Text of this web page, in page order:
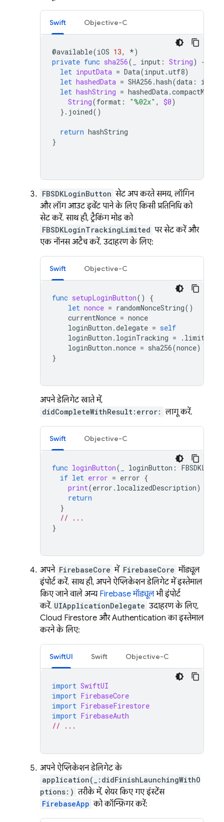
Swift Objective-C
@available(iOS 13, *)
private func sha256( input : String) -
let inputData = Data(input.utf8)
let hashedData = SHA256 .hash(data :
let hashString = hashedData.compactMap
String(format : "%02x" , $0)
}. joined()
return hashString
}
FBSDKLoginButton सेट अप करते समय, लॉगिन
और लॉग आउट इवेंट पाने के लिए किसी प्रतिनिधि को
सेट करें. साथ ही, ट्रैकिंग मोड को
FBSDKLoginTrackingLimited पर सेट करें और
एक नॉनस अटैच करें. उदाहरण के लिए:
Swift Objective-C
func setupLoginButton()
{
let nonce = randomNonceString()
currentNonce = nonce
loginButton .delegate = self
loginButton . loginTracking = . limited
loginButton .nonce = sha256(nonce)
}
अपने डेलिगेट खाते में,
didCompleteWithResult:error: लागू करें.
Swift Objective-C
func loginButton( loginButton :
if let error = error {
print(error . localizedDescription)
return
}
// ...
}
अपने FirebaseCore में FirebaseCore मॉड्यूल
इंपोर्ट करें. साथ ही, अपने ऐप्लिकेशन डेलिगेट में इस्तेमाल
किए जाने वाले अन्य Firebase मॉड्यूलभी इंपोर्ट
करें. UIApplicationDelegate उदाहरण के लिए,
Cloud Firestore औरAuthentication का इस्तेमाल
करने के लिए:
SwiftUI Swift Objective-C
import SwiftUI
import FirebaseCore
import FirebaseFirestore
import FirebaseAuth
// ...
अपने ऐप्लिकेशन डेलिगेट के
application(_:didFinishLaunchingWithO
ptions:) तरीके में, शेयर किए गए इंस्टेंस
FirebaseApp को कॉन्फ़िगर करें: